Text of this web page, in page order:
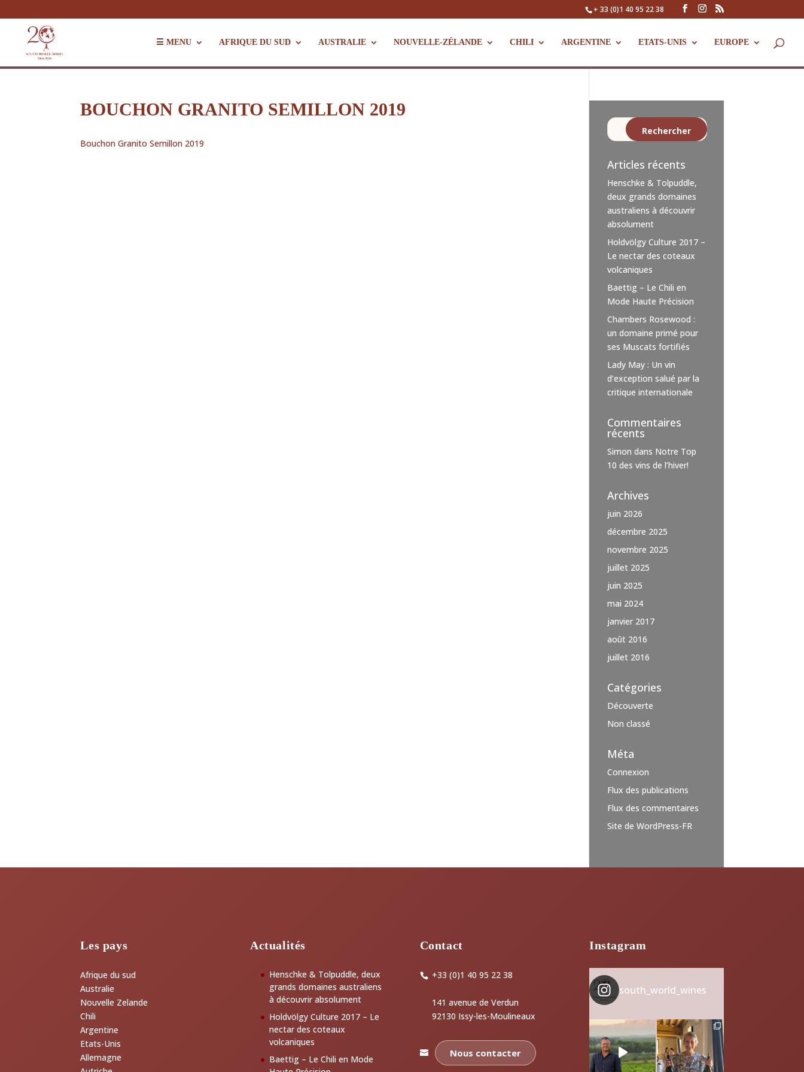
+ 33 (0)1 40 95 22 38
☰ MENU AFRIQUE DU SUD AUSTRALIE NOUVELLE-ZÉLANDE CHILI ARGENTINE ETATS-UNIS EUROPE
BOUCHON GRANITO SEMILLON 2019
Bouchon Granito Semillon 2019
Articles récents
Henschke & Tolpuddle,
deux grands domaines
australiens à découvrir
absolument
Holdvölgy Culture 2017 –
Le nectar des coteaux
volcaniques
Baettig – Le Chili en
Mode Haute Précision
Chambers Rosewood :
un domaine primé pour
ses Muscats fortifiés
Lady May : Un vin
d’exception salué par la
critique internationale
Commentaires
récents
Simon dans Notre Top
10 des vins de l’hiver!
Archives
juin 2026
décembre 2025
novembre 2025
juillet 2025
juin 2025
mai 2024
janvier 2017
août 2016
juillet 2016
Catégories
Découverte
Non classé
Méta
Connexion
Flux des publications
Flux des commentaires
Site de WordPress-FR
Les pays
Afrique du sud
Australie
Nouvelle Zelande
Chili
Argentine
Etats-Unis
Allemagne
Actualités
Henschke & Tolpuddle, deux
grands domaines australiens
à découvrir absolument
Holdvölgy Culture 2017 – Le
nectar des coteaux
volcaniques
Baettig – Le Chili en Mode
Contact
+33 (0)1 40 95 22 38
141 avenue de Verdun
92130 Issy-les-Moulineaux
Nous contacter
Instagram
south_world_wines